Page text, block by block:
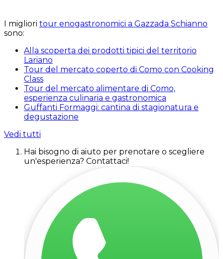
I migliori tour enogastronomici a Gazzada Schianno
sono:
Alla scoperta dei prodotti tipici del territorio
Lariano
Tour del mercato coperto di Como con Cooking
Class
Tour del mercato alimentare di Como,
esperienza culinaria e gastronomica
Guffanti Formaggi: cantina di stagionatura e
degustazione
Vedi tutti
Hai bisogno di aiuto per prenotare o scegliere
un'esperienza? Contattaci!